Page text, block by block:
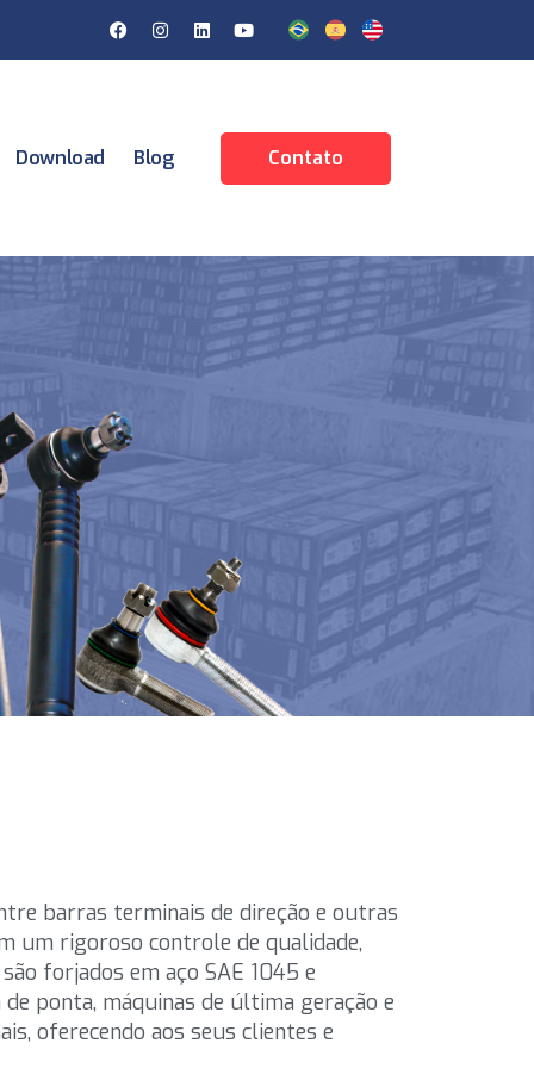
Download Blog Contato
barras terminais de direção e outras
um rigoroso controle de qualidade,
forjados em aço SAE 1045 e
ponta, máquinas de última geração e
oferecendo aos seus clientes e